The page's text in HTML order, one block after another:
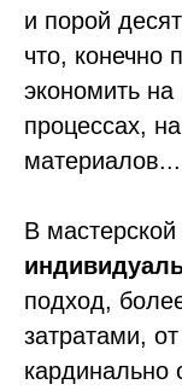
и порой
что, конечно
экономить
процессах,
материалов...
В
подход,
затратами,
кардинально